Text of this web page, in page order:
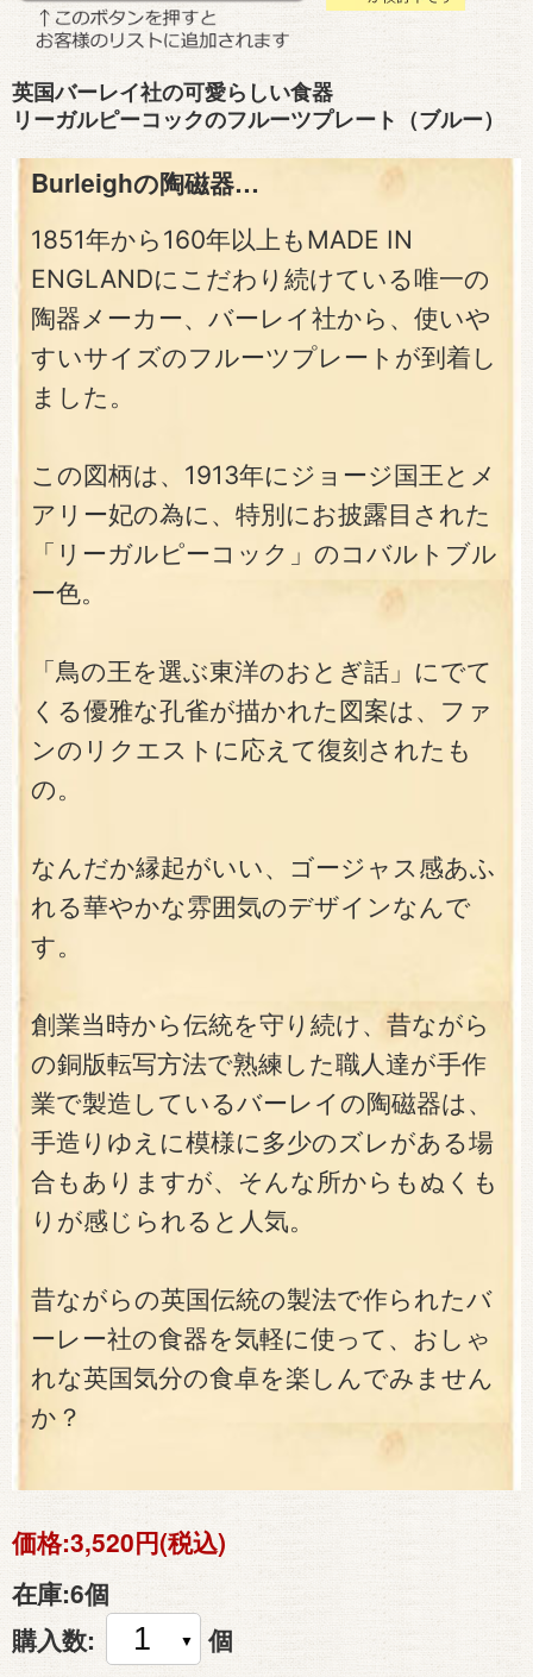
英国バーレイ社の可愛らしい食器
リーガルピーコックのフルーツプレート（ブルー）
Burleighの陶磁器…
1851年から160年以上もMADE IN
ENGLANDにこだわり続けている唯一の
陶器メーカー、バーレイ社から、使いや
すいサイズのフルーツプレートが到着し
ました。
この図柄は、1913年にジョージ国王とメ
アリー妃の為に、特別にお披露目された
「リーガルピーコック」のコバルトブル
ー色。
「鳥の王を選ぶ東洋のおとぎ話」にでて
くる優雅な孔雀が描かれた図案は、ファ
ンのリクエストに応えて復刻されたも
の。
なんだか縁起がいい、ゴージャス感あふ
れる華やかな雰囲気のデザインなんで
す。
創業当時から伝統を守り続け、昔ながら
の銅版転写方法で熟練した職人達が手作
業で製造しているバーレイの陶磁器は、
手造りゆえに模様に多少のズレがある場
合もありますが、そんな所からもぬくも
りが感じられると人気。
昔ながらの英国伝統の製法で作られたバ
ーレー社の食器を気軽に使って、おしゃ
れな英国気分の食卓を楽しんでみません
か？
価格:3,520円(税込)
在庫:6個
購入数:
個